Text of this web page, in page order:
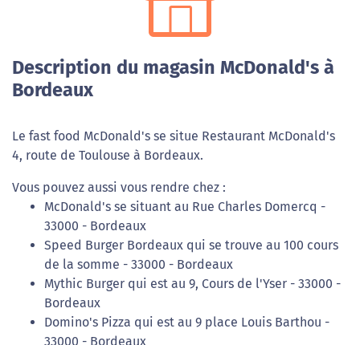
Description du magasin McDonald's à
Bordeaux
Le fast food McDonald's se situe Restaurant McDonald's
4, route de Toulouse à Bordeaux.
Vous pouvez aussi vous rendre chez :
McDonald's se situant au Rue Charles Domercq -
33000 - Bordeaux
Speed Burger Bordeaux qui se trouve au 100 cours
de la somme - 33000 - Bordeaux
Mythic Burger qui est au 9, Cours de l'Yser - 33000 -
Bordeaux
Domino's Pizza qui est au 9 place Louis Barthou -
33000 - Bordeaux